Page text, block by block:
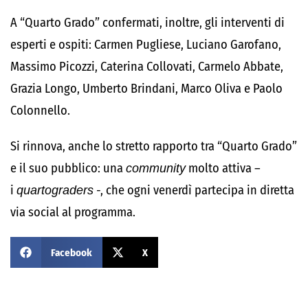
A “Quarto Grado” confermati, inoltre, gli interventi di
esperti e ospiti: Carmen Pugliese, Luciano Garofano,
Massimo Picozzi, Caterina Collovati, Carmelo Abbate,
Grazia Longo, Umberto Brindani, Marco Oliva e Paolo
Colonnello.
Si rinnova, anche lo stretto rapporto tra “Quarto Grado”
e il suo pubblico: una communitymolto attiva –
i quartograders -, che ogni venerdì partecipa in diretta
via social al programma.
Facebook X